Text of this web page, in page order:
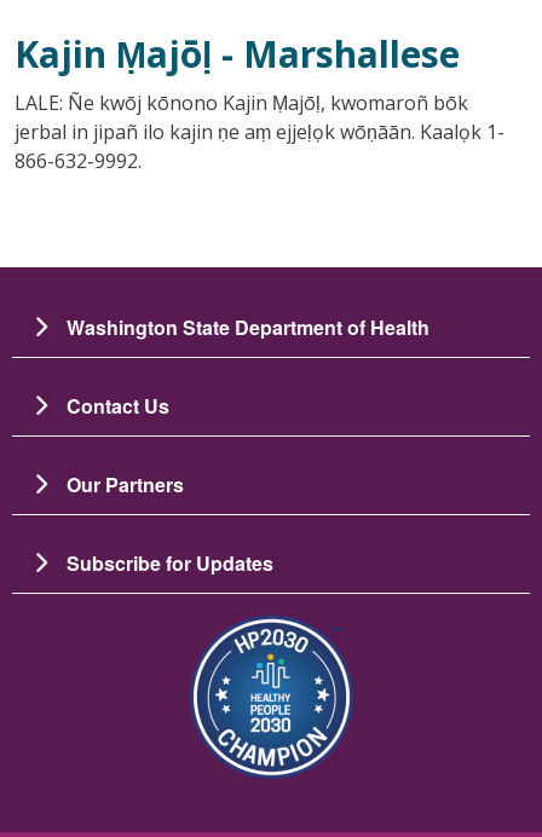
Kajin Ṃajōḷ - Marshallese
LALE: Ñe kwōj kōnono Kajin Ṃajōḷ, kwomaroñ bōk
jerbal in jipañ ilo kajin ṇe aṃ ejjeḷọk wōṇāān. Kaalọk 1-
866-632-9992.
Washington State Department of Health
Contact Us
Our Partners
Subscribe for Updates
Image